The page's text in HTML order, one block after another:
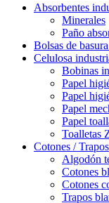
Absorbentes
Minerales
Paño
Bolsas de
Celulosa
Bobinas
Papel
Papel
Papel
Papel
Toalletas
Cotones / Trapos
Algodón
Cotones
Cotones
Trapos